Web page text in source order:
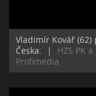
Vladimír Kovář
Česka.
|
HZS PK
Profimedia